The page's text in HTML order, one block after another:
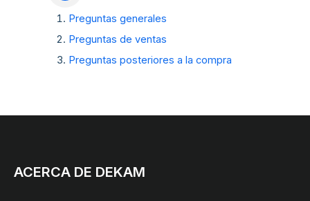
Preguntas generales
Preguntas de ventas
Preguntas posteriores a la compra
ACERCA DE DEKAM